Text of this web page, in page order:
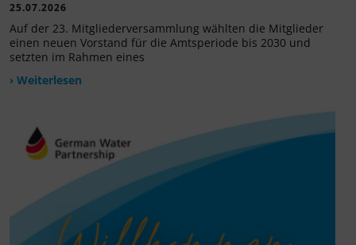
25.07.2026
Auf der 23. Mitgliederversammlung wählten die Mitglieder
einen neuen Vorstand für die Amtsperiode bis 2030 und
setzten im Rahmen eines
› Weiterlesen